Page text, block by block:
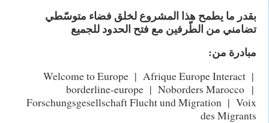
بقدر ما يطمح هذا المشروع لخلق فضاء متوسّطي
تضامني من الطّرفين مع فتح الحدود للجميع
مبادرة من:
Welcome to Europe | Afrique Europe Interact |
borderline-europe | Noborders Marocco |
Forschungsgesellschaft Flucht und Migration | Voix
des Migrants